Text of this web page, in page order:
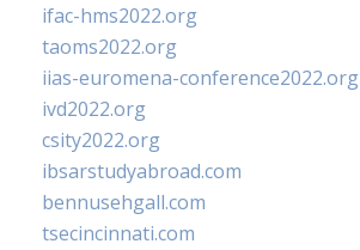
ifac-hms2022.org
taoms2022.org
iias-euromena-conference2022.org
ivd2022.org
csity2022.org
ibsarstudyabroad.com
bennusehgall.com
tsecincinnati.com